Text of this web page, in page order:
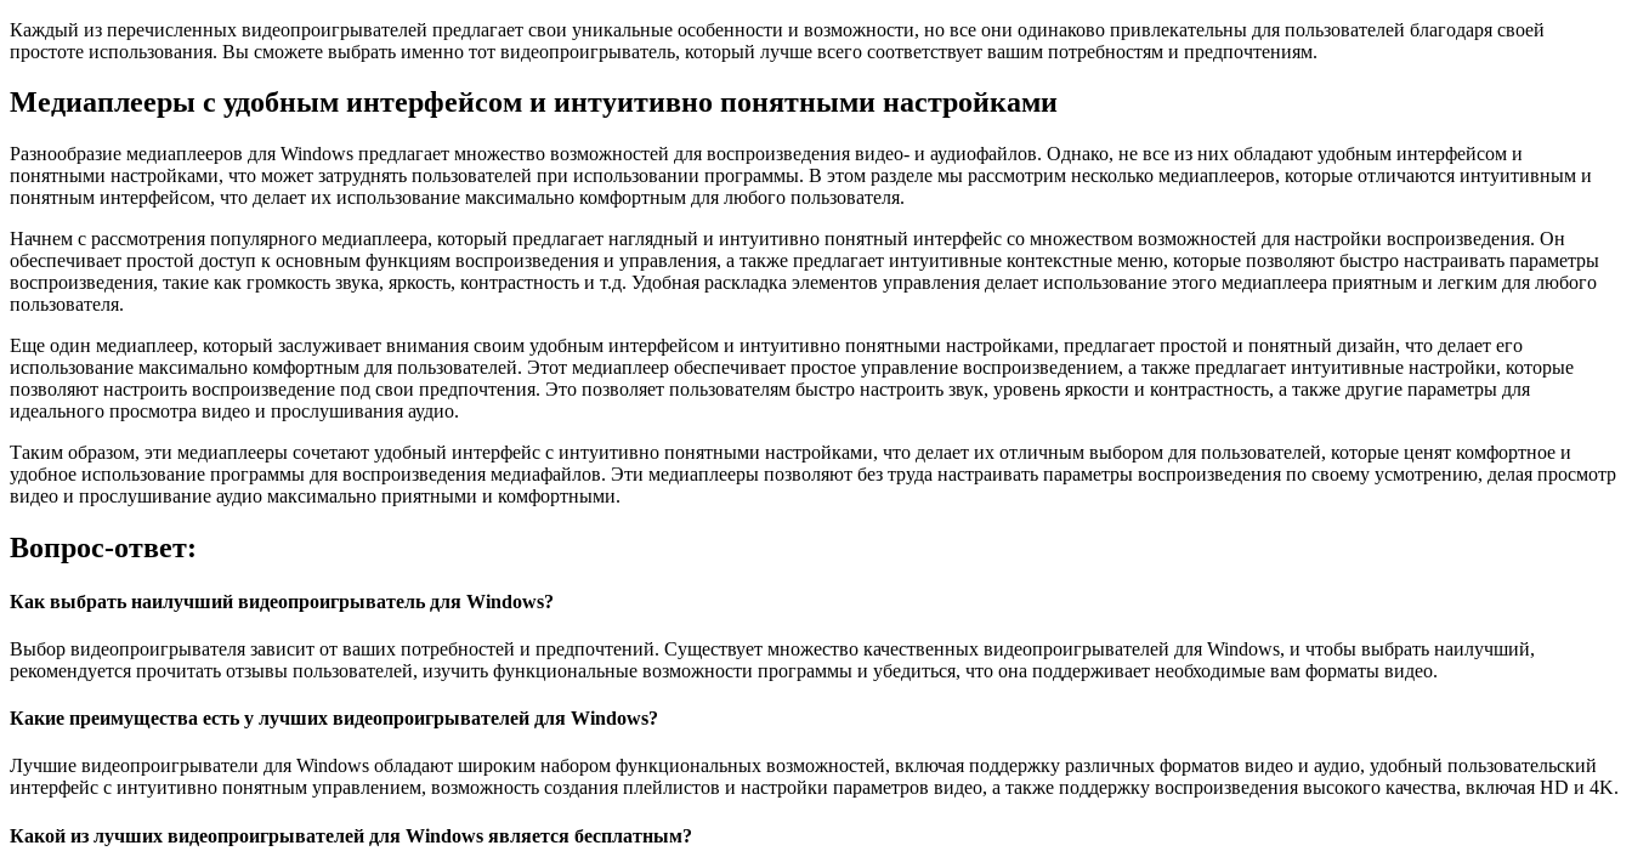
Каждый из перечисленных видеопроигрывателей предлагает свои уникальные особенности и возможности, но все они одинаково привлекательны для пользователей благодаря своей
простоте использования. Вы сможете выбрать именно тот видеопроигрыватель, который лучше всего соответствует вашим потребностям и предпочтениям.
Медиаплееры с удобным интерфейсом и интуитивно понятными настройками
Разнообразие медиаплееров для Windows предлагает множество возможностей для воспроизведения видео- и аудиофайлов. Однако, не все из них обладают удобным интерфейсом и
понятными настройками, что может затруднять пользователей при использовании программы. В этом разделе мы рассмотрим несколько медиаплееров, которые отличаются интуитивным и
понятным интерфейсом, что делает их использование максимально комфортным для любого пользователя.
Начнем с рассмотрения популярного медиаплеера, который предлагает наглядный и интуитивно понятный интерфейс со множеством возможностей для настройки воспроизведения. Он
обеспечивает простой доступ к основным функциям воспроизведения и управления, а также предлагает интуитивные контекстные меню, которые позволяют быстро настраивать параметры
воспроизведения, такие как громкость звука, яркость, контрастность и т.д. Удобная раскладка элементов управления делает использование этого медиаплеера приятным и легким для любого
пользователя.
Еще один медиаплеер, который заслуживает внимания своим удобным интерфейсом и интуитивно понятными настройками, предлагает простой и понятный дизайн, что делает его
использование максимально комфортным для пользователей. Этот медиаплеер обеспечивает простое управление воспроизведением, а также предлагает интуитивные настройки, которые
позволяют настроить воспроизведение под свои предпочтения. Это позволяет пользователям быстро настроить звук, уровень яркости и контрастность, а также другие параметры для
идеального просмотра видео и прослушивания аудио.
Таким образом, эти медиаплееры сочетают удобный интерфейс с интуитивно понятными настройками, что делает их отличным выбором для пользователей, которые ценят комфортное и
удобное использование программы для воспроизведения медиафайлов. Эти медиаплееры позволяют без труда настраивать параметры воспроизведения по своему усмотрению, делая просмотр
видео и прослушивание аудио максимально приятными и комфортными.
Вопрос-ответ:
Как выбрать наилучший видеопроигрыватель для Windows?
Выбор видеопроигрывателя зависит от ваших потребностей и предпочтений. Существует множество качественных видеопроигрывателей для Windows, и чтобы выбрать наилучший,
рекомендуется прочитать отзывы пользователей, изучить функциональные возможности программы и убедиться, что она поддерживает необходимые вам форматы видео.
Какие преимущества есть у лучших видеопроигрывателей для Windows?
Лучшие видеопроигрыватели для Windows обладают широким набором функциональных возможностей, включая поддержку различных форматов видео и аудио, удобный пользовательский
интерфейс с интуитивно понятным управлением, возможность создания плейлистов и настройки параметров видео, а также поддержку воспроизведения высокого качества, включая HD и 4K.
Какой из лучших видеопроигрывателей для Windows является бесплатным?